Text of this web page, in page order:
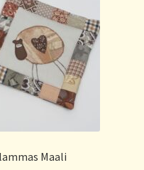
Maali